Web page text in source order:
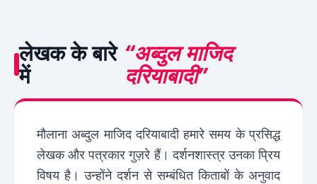
लेखक के बारे
में
“अब्दुल माजिद
दरियाबादी”
मौलाना अब्दुल माजिद दरियाबादी हमारे समय के प्रसिद्ध
लेखक और पत्रकार गुज़रे हैं। दर्शनशास्त्र उनका प्रिय
विषय है। उन्होंने दर्शन से सम्बंधित किताबों के अनुवाद